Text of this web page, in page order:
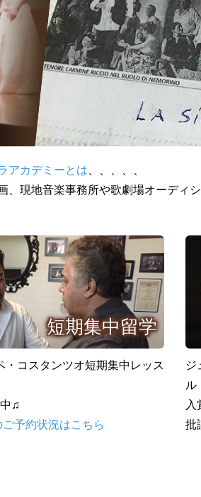
アカデミーとは
現地音楽事務所や歌劇場オーディ
短期集中留学
・コスタンツオ短期集中レッス
♫
予約状況はこちら
ジ
ル
入
批